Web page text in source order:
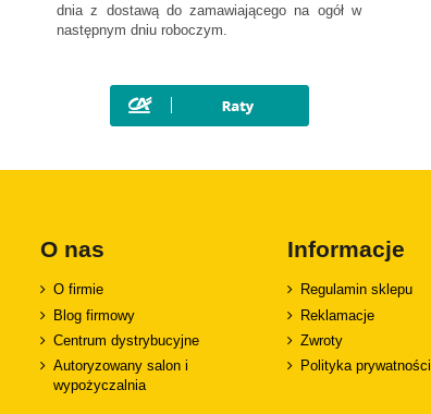
Opel
Porsche
Rover
Skoda
SsangYong
Subaru
Suzuki
Tesla
dnia z dostawą do zamawiającego na ogół w
następnym dniu roboczym.
O nas
O firmie
Blog firmowy
Centrum dystrybucyjne
Autoryzowany salon i
wypożyczalnia
Informacje
Regulamin sklepu
Reklamacje
Zwroty
Polityka prywatności